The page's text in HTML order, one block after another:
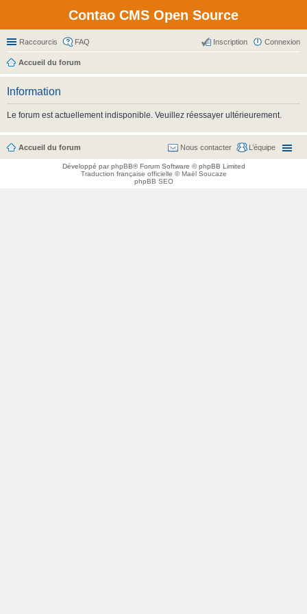
Contao CMS Open Source
Raccourcis FAQ Connexion
Inscription
Accueil du forum
Information
Le forum est actuellement indisponible. Veuillez réessayer ultérieurement.
Accueil du forum L’équipe
Nous contacter
Développé parphpBB® Forum Software © phpBB Limited
Traduction française officielle ©Maël Soucaze
phpBB SEO